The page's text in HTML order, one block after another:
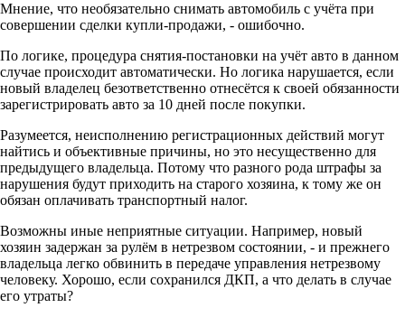
Мнение, что необязательно снимать автомобиль с учёта при
совершении сделки купли-продажи, - ошибочно.
По логике, процедура снятия-постановки на учёт авто в данном
случае происходит автоматически. Но логика нарушается, если
новый владелец безответственно отнесётся к своей обязанности
зарегистрировать авто за 10 дней после покупки.
Разумеется, неисполнению регистрационных действий могут
найтись и объективные причины, но это несущественно для
предыдущего владельца. Потому что разного рода штрафы за
нарушения будут приходить на старого хозяина, к тому же он
обязан оплачивать транспортный налог.
Возможны иные неприятные ситуации. Например, новый
хозяин задержан за рулём в нетрезвом состоянии, - и прежнего
владельца легко обвинить в передаче управления нетрезвому
человеку. Хорошо, если сохранился ДКП, а что делать в случае
его утраты?